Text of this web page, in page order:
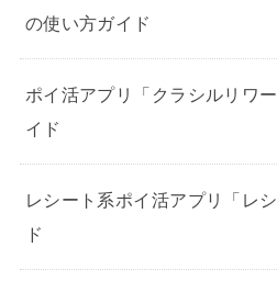
の使い方ガイド
ポイ活アプリ「クラシルリワ
イド
レシート系ポイ活アプリ「レ
ド